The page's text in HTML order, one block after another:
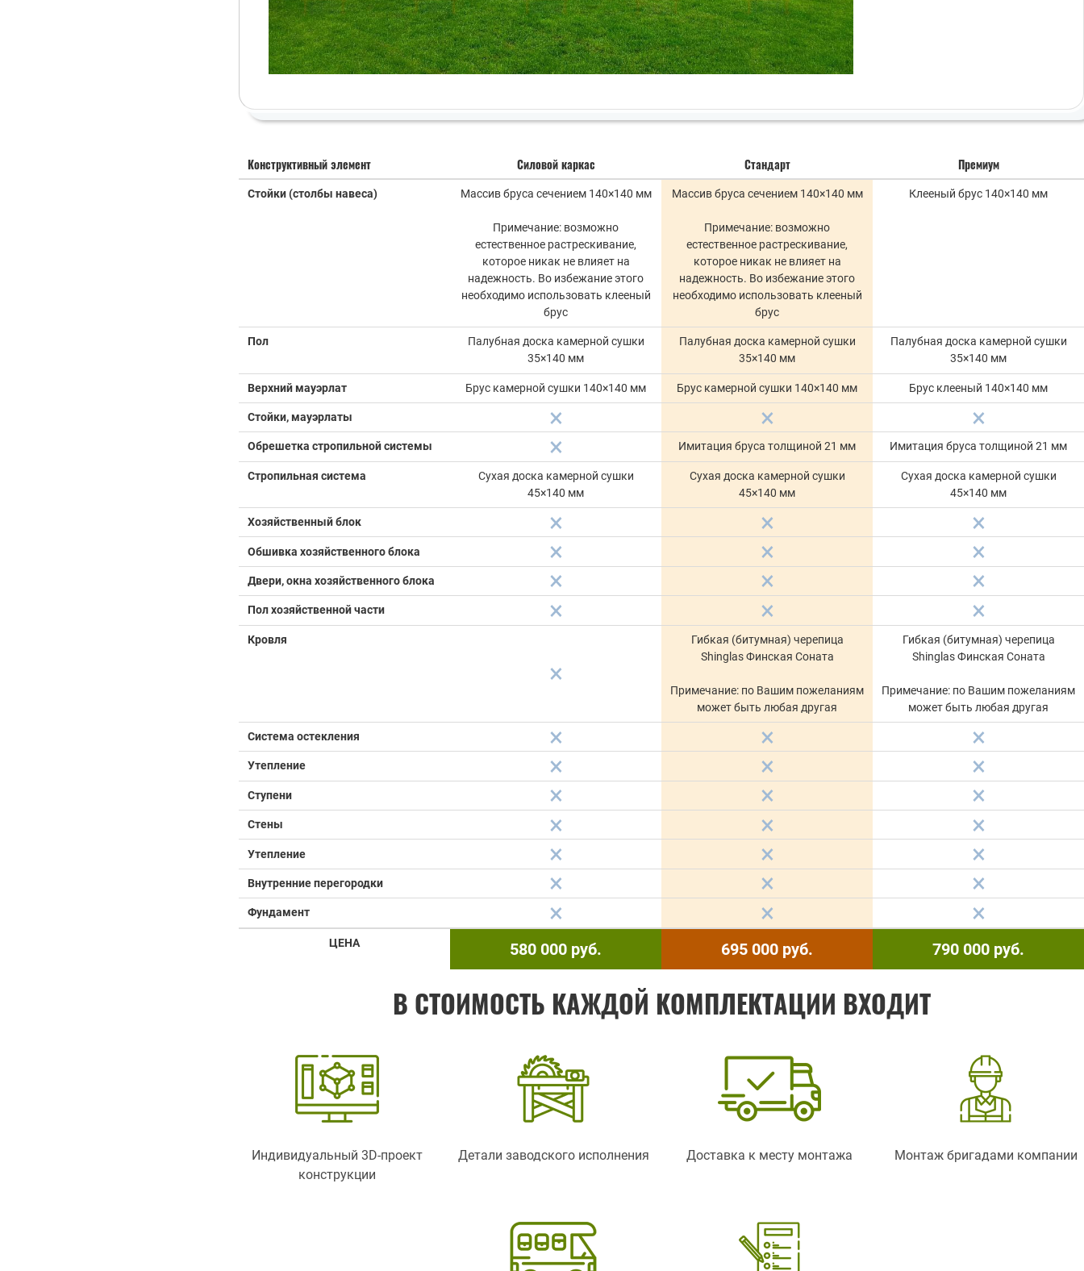
Конструктивный элемент Силовой каркас Стандарт Премиум
Стойки (столбы навеса) Массив бруса сечением 140×140 мм
Примечание: возможно
естественное растрескивание,
которое никак не влияет на
надежность. Во избежание этого
необходимо использовать клееный
брус
Массив бруса сечением 140×140 мм
Примечание: возможно
естественное растрескивание,
которое никак не влияет на
надежность. Во избежание этого
необходимо использовать клееный
брус
Клееный брус 140×140 мм
Пол
Палубная доска камерной сушки
35×140 мм
Палубная доска камерной сушки
35×140 мм
Палубная доска камерной сушки
35×140 мм
Верхний мауэрлат Брус камерной сушки 140×140 мм Брус камерной сушки 140×140 мм Брус клееный 140×140 мм
Стойки, мауэрлаты
Обрешетка стропильной системы Имитация бруса толщиной 21 мм Имитация бруса толщиной 21 мм
Стропильная система
Сухая доска камерной сушки
45×140 мм
Сухая доска камерной сушки
45×140 мм
Сухая доска камерной сушки
45×140 мм
Хозяйственный блок
Обшивка хозяйственного блока
Двери, окна хозяйственного блока
Пол хозяйственной части
Кровля
Гибкая (битумная) черепица
Shinglas Финская Соната
Примечание: по Вашим пожеланиям
может быть любая другая
Гибкая (битумная) черепица
Shinglas Финская Соната
Примечание: по Вашим пожеланиям
может быть любая другая
Система остекления
Утепление
Ступени
Стены
Утепление
Внутренние перегородки
Фундамент
ЦЕНА 580 000 руб. 695 000 руб. 790 000 руб.
В СТОИМОСТЬ КАЖДОЙ КОМПЛЕКТАЦИИ ВХОДИТ
Индивидуальный 3D-проект
конструкции
Детали заводского исполнения Доставка к месту монтажа Монтаж бригадами компании